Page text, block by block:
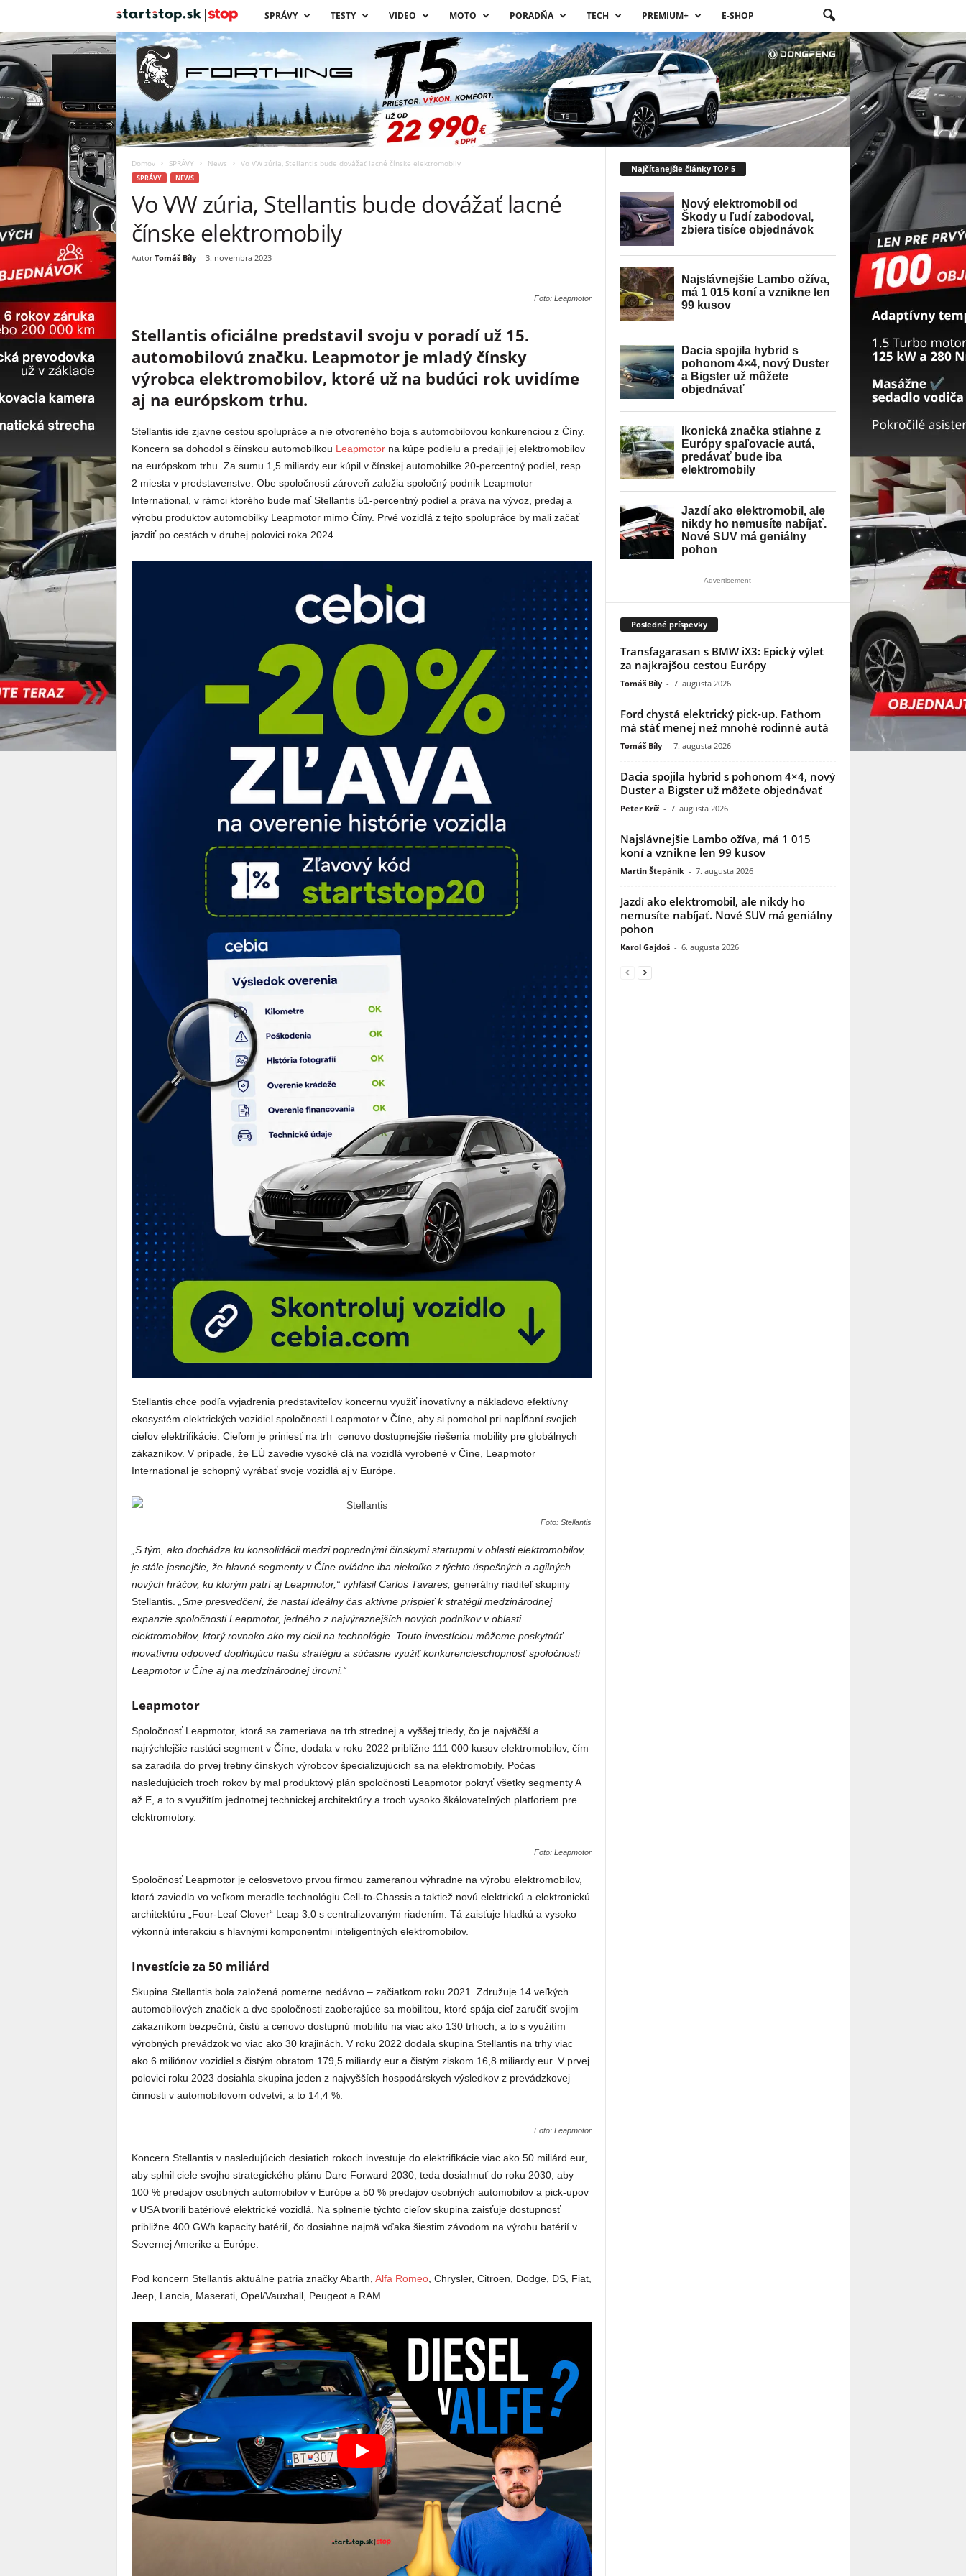
a
r
t
o
SPRÁVY TESTY VIDEO MOTO PORADŇA TECH PREMIUM+ E-SHOP
Domov SPRÁVY News Vo VW zúria, Stellantis bude dovážať lacné čínske elektromobily
SPRÁVY NEWS
Vo VW zúria, Stellantis bude dovážať lacné
čínske elektromobily
Autor Tomáš Bíly- 3. novembra 2023
Foto: Leapmotor
Stellantis oficiálne predstavil svoju v poradí už 15.
automobilovú značku. Leapmotor je mladý čínsky
výrobca elektromobilov, ktoré už na budúci rok uvidíme
aj na európskom trhu.
Stellantis ide zjavne cestou spolupráce a nie otvoreného boja s automobilovou konkurenciou z Číny.
Koncern sa dohodol s čínskou automobilkou Leapmotorna kúpe podielu a predaji jej elektromobilov
na európskom trhu. Za sumu 1,5 miliardy eur kúpil v čínskej automobilke 20-percentný podiel, resp.
2 miesta v predstavenstve. Obe spoločnosti zároveň založia spoločný podnik Leapmotor
International, v rámci ktorého bude mať Stellantis 51-percentný podiel a práva na vývoz, predaj a
výrobu produktov automobilky Leapmotor mimo Číny. Prvé vozidlá z tejto spolupráce by mali začať
jazdiť po cestách v druhej polovici roka 2024.
Stellantis chce podľa vyjadrenia predstaviteľov koncernu využiť inovatívny a nákladovo efektívny
ekosystém elektrických vozidiel spoločnosti Leapmotor v Číne, aby si pomohol pri napĺňaní svojich
cieľov elektrifikácie. Cieľom je priniesť na trh cenovo dostupnejšie riešenia mobility pre globálnych
zákazníkov. V prípade, že EÚ zavedie vysoké clá na vozidlá vyrobené v Číne, Leapmotor
International je schopný vyrábať svoje vozidlá aj v Európe.
Foto: Stellantis
„S tým, ako dochádza ku konsolidácii medzi poprednými čínskymi startupmi v oblasti elektromobilov,
je stále jasnejšie, že hlavné segmenty v Číne ovládne iba niekoľko z týchto úspešných a agilných
nových hráčov, ku ktorým patrí aj Leapmotor,“ vyhlásil Carlos Tavares, generálny riaditeľ skupiny
Stellantis.
„Sme presvedčení, že nastal ideálny čas aktívne prispieť k stratégii medzinárodnej
expanzie spoločnosti Leapmotor, jedného z najvýraznejších nových podnikov v oblasti
elektromobilov, ktorý rovnako ako my cieli na technológie. Touto investíciou môžeme poskytnúť
inovatívnu odpoveď doplňujúcu našu stratégiu a súčasne využiť konkurencieschopnosť spoločnosti
Leapmotor v Číne aj na medzinárodnej úrovni.“
Leapmotor
Spoločnosť Leapmotor, ktorá sa zameriava na trh strednej a vyššej triedy, čo je najväčší a
najrýchlejšie rastúci segment v Číne, dodala v roku 2022 približne 111 000 kusov elektromobilov, čím
sa zaradila do prvej tretiny čínskych výrobcov špecializujúcich sa na elektromobily. Počas
nasledujúcich troch rokov by mal produktový plán spoločnosti Leapmotor pokryť všetky segmenty A
až E, a to s využitím jednotnej technickej architektúry a troch vysoko škálovateľných platforiem pre
elektromotory.
Foto: Leapmotor
Spoločnosť Leapmotor je celosvetovo prvou firmou zameranou výhradne na výrobu elektromobilov,
ktorá zaviedla vo veľkom meradle technológiu Cell-to-Chassis a taktiež novú elektrickú a elektronickú
architektúru „Four-Leaf Clover“ Leap 3.0 s centralizovaným riadením. Tá zaisťuje hladkú a vysoko
výkonnú interakciu s hlavnými komponentmi inteligentných elektromobilov.
Investície za 50 miliárd
Skupina Stellantis bola založená pomerne nedávno – začiatkom roku 2021. Združuje 14 veľkých
automobilových značiek a dve spoločnosti zaoberajúce sa mobilitou, ktoré spája cieľ zaručiť svojim
zákazníkom bezpečnú, čistú a cenovo dostupnú mobilitu na viac ako 130 trhoch, a to s využitím
výrobných prevádzok vo viac ako 30 krajinách. V roku 2022 dodala skupina Stellantis na trhy viac
ako 6 miliónov vozidiel s čistým obratom 179,5 miliardy eur a čistým ziskom 16,8 miliardy eur. V prvej
polovici roku 2023 dosiahla skupina jeden z najvyšších hospodárskych výsledkov z prevádzkovej
činnosti v automobilovom odvetví, a to 14,4 %.
Foto: Leapmotor
Koncern Stellantis v nasledujúcich desiatich rokoch investuje do elektrifikácie viac ako 50 miliárd eur,
aby splnil ciele svojho strategického plánu Dare Forward 2030, teda dosiahnuť do roku 2030, aby
100 % predajov osobných automobilov v Európe a 50 % predajov osobných automobilov a pick-upov
v USA tvorili batériové elektrické vozidlá. Na splnenie týchto cieľov skupina zaisťuje dostupnosť
približne 400 GWh kapacity batérií, čo dosiahne najmä vďaka šiestim závodom na výrobu batérií v
Severnej Amerike a Európe.
Pod koncern Stellantis aktuálne patria značky Abarth, Alfa Romeo, Chrysler, Citroen, Dodge, DS, Fiat,
Jeep, Lancia, Maserati, Opel/Vauxhall, Peugeot a RAM.
Najčítanejšie články TOP 5
- Advertisement -
Posledné príspevky
Transfagarasan s BMW iX3: Epický výlet
za najkrajšou cestou Európy
Tomáš Bíly - 7. augusta 2026
Ford chystá elektrický pick-up. Fathom
má stáť menej než mnohé rodinné autá
Tomáš Bíly - 7. augusta 2026
Dacia spojila hybrid s pohonom 4×4, nový
Duster a Bigster už môžete objednávať
Peter Kríž - 7. augusta 2026
Najslávnejšie Lambo ožíva, má 1 015
koní a vznikne len 99 kusov
Martin Štepánik - 7. augusta 2026
Jazdí ako elektromobil, ale nikdy ho
nemusíte nabíjať. Nové SUV má geniálny
pohon
Karol Gajdoš - 6. augusta 2026